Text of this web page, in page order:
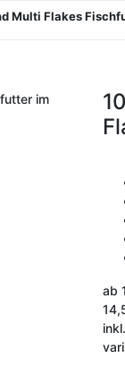
Multi Flakes
ab